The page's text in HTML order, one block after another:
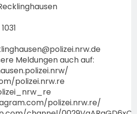
Meldungen auch auf:
polizei.nrw.re
polizei.nrw.re/